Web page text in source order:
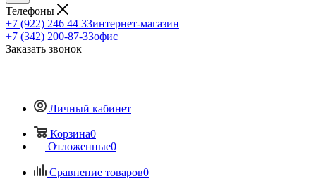
Телефоны
+7 (922) 246 44 33интернет-магазин
+7 (342) 200-87-33офис
Заказать звонок
Личный кабинет
Корзина0
Отложенные0
Сравнение товаров0